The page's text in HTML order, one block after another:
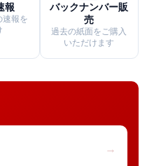
報
速報を
バックナンバー販
売
過去の紙面をご購入
いただけます
→